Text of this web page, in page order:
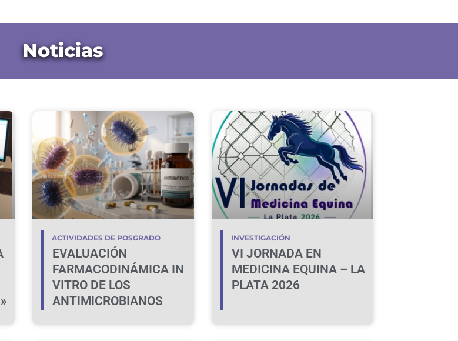
Noticias
ACTIVIDADES DE POSGRADO
EVALUACIÓN
FARMACODINÁMICA IN
VITRO DE LOS
ANTIMICROBIANOS
INVESTIGACIÓN
VI JORNADA EN
MEDICINA EQUINA – LA
PLATA 2026